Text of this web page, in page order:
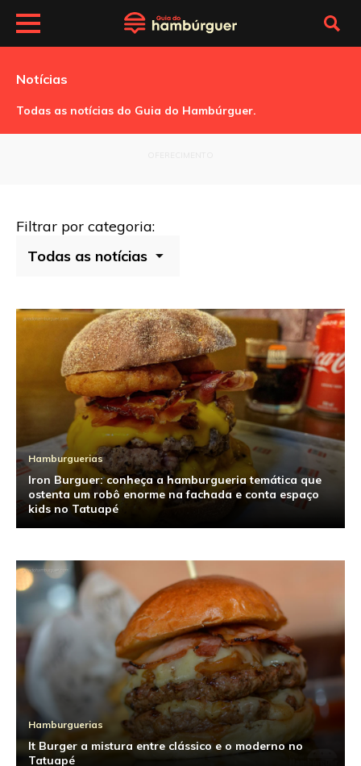
Notícias
Todas as notícias do Guia do Hambúrguer.
Filtrar por categoria:
Hamburguerias
Iron Burguer: conheça a hamburgueria temática que
ostenta um robô enorme na fachada e conta espaço
kids no Tatuapé
Hamburguerias
It Burger a mistura entre clássico e o moderno no
Tatuapé